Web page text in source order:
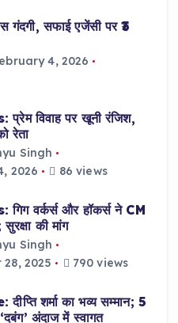
सफाई एजेंसी पर ₹3
4, 2026
विवाह पर खूनी रंजिश,
रेता
Singh
2026
86 views
वर्कर्स और हॉकर्स ने CM
की मांग
Singh
2025
790 views
शर्मा का भव्य सम्मान; 5
अंदाज में स्वागत